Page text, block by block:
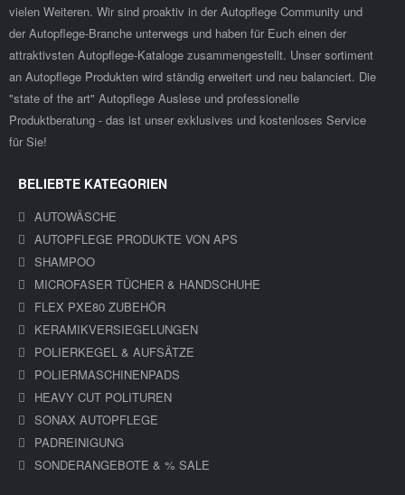
vielen Weiteren. Wir sind proaktiv in der Autopflege Community und
der Autopflege-Branche unterwegs und haben für Euch einen der
attraktivsten Autopflege-Kataloge zusammengestellt. Unser sortiment
an Autopflege Produkten wird ständig erweitert und neu balanciert. Die
"state of the art" Autopflege Auslese und professionelle
Produktberatung - das ist unser exklusives und kostenloses Service
für Sie!
BELIEBTE KATEGORIEN
AUTOWÄSCHE
AUTOPFLEGE PRODUKTE VON APS
SHAMPOO
MICROFASER TÜCHER & HANDSCHUHE
FLEX PXE80 ZUBEHÖR
KERAMIKVERSIEGELUNGEN
POLIERKEGEL & AUFSÄTZE
POLIERMASCHINENPADS
HEAVY CUT POLITUREN
SONAX AUTOPFLEGE
PADREINIGUNG
SONDERANGEBOTE & % SALE